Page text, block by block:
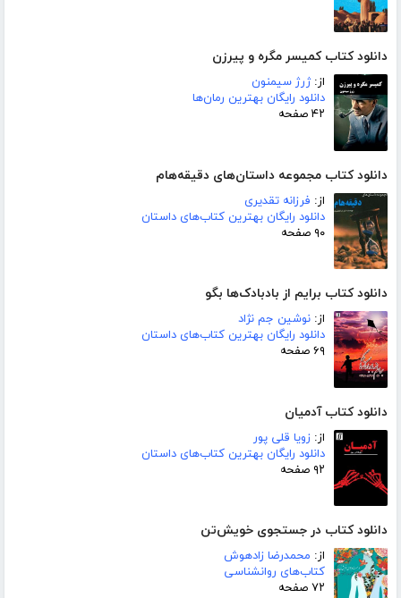
دانلود کتاب کمیسر مگره و پیرزن
از:ژرژ سیمنون
دانلود رایگان بهترین رمان‌ها
۴۲ صفحه
دانلود کتاب مجموعه داستان‌های دقیقه‌هام
از: فرزانه تقدیری
دانلود رایگان بهترین کتاب‌های داستان
۹۰ صفحه
دانلود کتاب برایم از بادبادک‌ها بگو
از: نوشین جم نژاد
دانلود رایگان بهترین کتاب‌های داستان
۶۹ صفحه
دانلود کتاب آدمیان
از: زویا قلی پور
دانلود رایگان بهترین کتاب‌های داستان
۹۲ صفحه
دانلود کتاب در جستجوی خویش‌تن
از: محمدرضا زادهوش
کتاب‌های روانشناسی
۷۲ صفحه